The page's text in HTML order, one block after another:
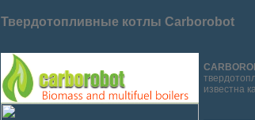
Твердотопливные котлы Carborobot
известна